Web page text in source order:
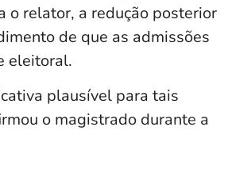
o relator, a redução posterior
de que as admissões
eleitoral.
plausível para tais
o magistrado durante a